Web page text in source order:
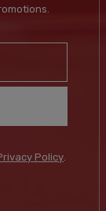
Policy.